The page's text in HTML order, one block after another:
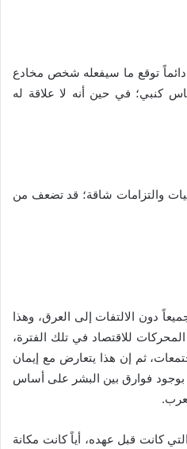
دائماً توقع ما سيفعله شخص مخادع
كنبي؛ في حين أنه لا علاقة له
والتزامات شاقة؛ قد تضعف من
دون الالتفات إلى العرق، وهذا
للاقتصاد في تلك الفترة،
ثم إن هذا يتعارض مع إيمان
بوجود فوارق بين البشر على أساس
كانت قبل عهده، أياً كانت مكانة